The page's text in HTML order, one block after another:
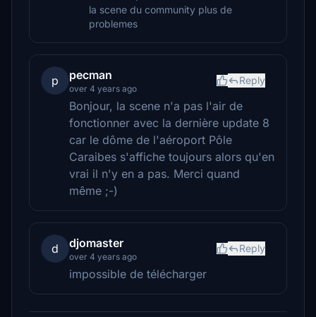
la scene du community plus de
problemes
p pecman
over 4 years ago
Reply
Bonjour, la scene n'a pas l'air de
fonctionner avec la dernière update 8
car le dôme de l'aéroport Pôle
Caraibes s'affiche toujours alors qu'en
vrai il n'y en a pas. Merci quand
même ;-)
d djomaster
over 4 years ago
Reply
impossible de télécharger